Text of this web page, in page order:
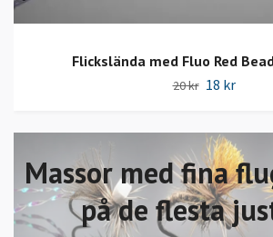
Massor med fina
på de flesta
Flickslända med Fluo Red
20 kr 18 kr